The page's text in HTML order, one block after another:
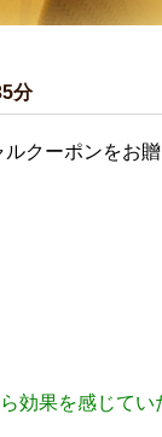
分
クーポンをお贈
効果を感じてい